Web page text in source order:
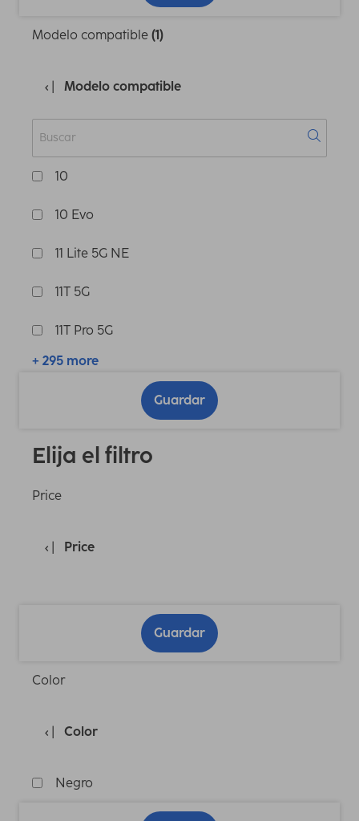
Modelo compatible (1)
Modelo compatible
10
10 Evo
11 Lite 5G NE
11T 5G
11T Pro 5G
+ 295 more
Guardar
Elija el filtro
Price
Price
Guardar
Color
Color
Negro